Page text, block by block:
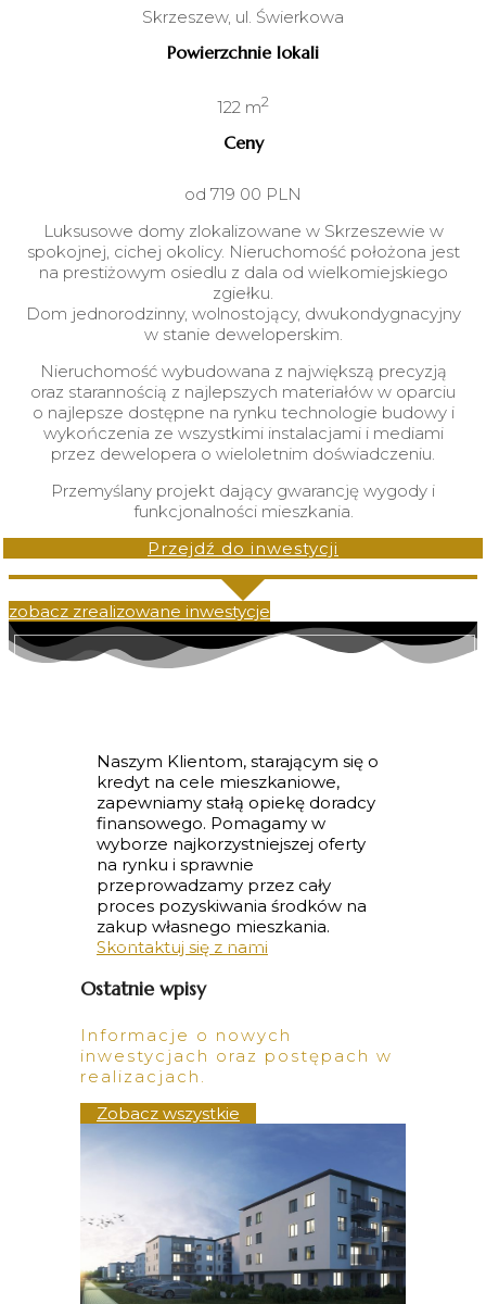
Skrzeszew, ul. Świerkowa
Powierzchnie lokali
122 m2
Ceny
od 719 00 PLN
Luksusowe domy zlokalizowane w Skrzeszewie w
spokojnej, cichej okolicy. Nieruchomość położona jest
na prestiżowym osiedlu z dala od wielkomiejskiego
zgiełku.
Dom jednorodzinny, wolnostojący, dwukondygnacyjny
w stanie deweloperskim.
Nieruchomość wybudowana z największą precyzją
oraz starannością z najlepszych materiałów w oparciu
o najlepsze dostępne na rynku technologie budowy i
wykończenia ze wszystkimi instalacjami i mediami
przez dewelopera o wieloletnim doświadczeniu.
Przemyślany projekt dający gwarancję wygody i
funkcjonalności mieszkania.
Przejdź do inwestycji
zobacz zrealizowane inwestycje
Naszym Klientom, starającym się o
kredyt na cele mieszkaniowe,
zapewniamy stałą opiekę doradcy
finansowego. Pomagamy w
wyborze najkorzystniejszej oferty
na rynku i sprawnie
przeprowadzamy przez cały
proces pozyskiwania środków na
zakup własnego mieszkania.
Skontaktuj się z nami
Ostatnie wpisy
Informacje o nowych
inwestycjach oraz postępach w
realizacjach.
Zobacz wszystkie